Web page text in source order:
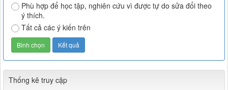
Phù hợp để học tập, nghiên cứu vì được tự do sửa đổi theo
ý thích.
Tất cả các ý kiến trên
Thống kê truy cập